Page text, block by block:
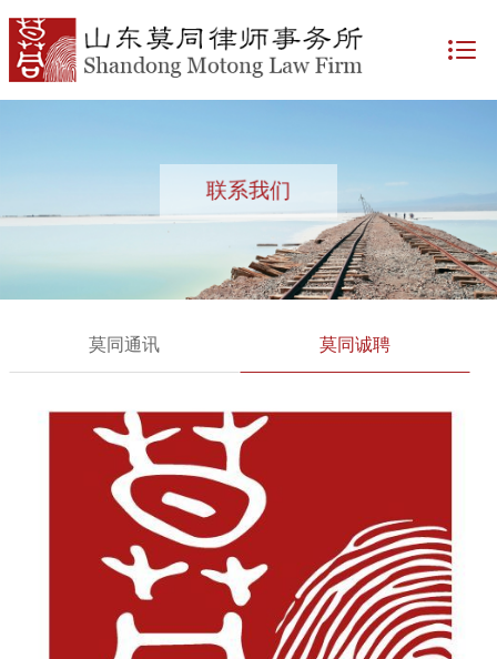
联系我们
莫同通讯 莫同诚聘